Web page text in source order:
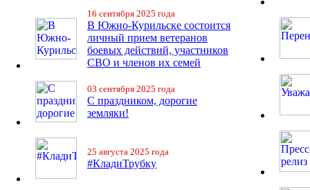
16 сентября 2025 года
В Южно-Курильске состоится
личный прием ветеранов
боевых действий, участников
СВО и членов их семей
03 сентября 2025 года
С праздником, дорогие
земляки!
25 августа 2025 года
#КладиТрубку